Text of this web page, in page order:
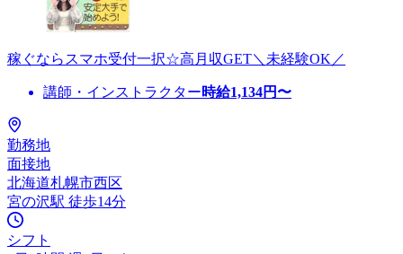
稼ぐならスマホ受付一択☆高月収GET＼未経験OK／
講師・インストラクター時給1,134円〜
勤務地
面接地
北海道札幌市西区
宮の沢駅 徒歩14分
シフト